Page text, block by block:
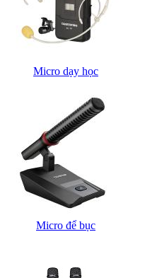
Micro dạy học
Micro để bục